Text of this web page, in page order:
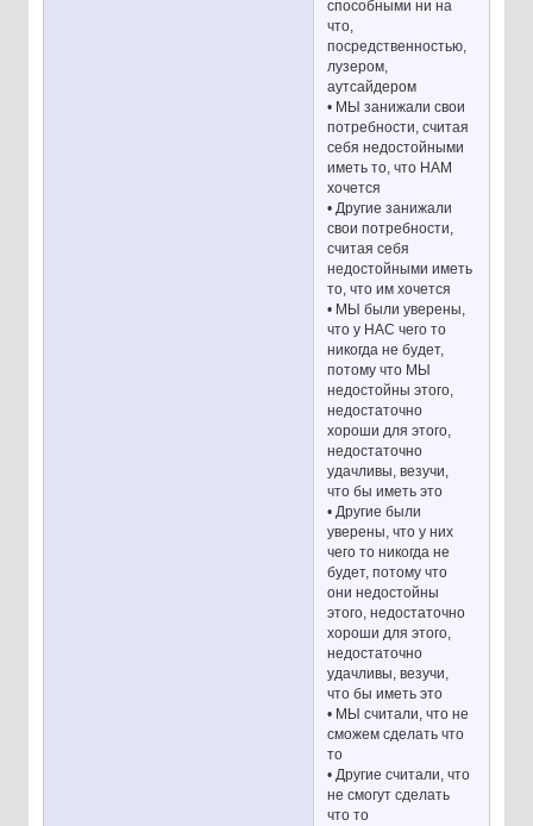
способными ни на
что,
посредственностью,
лузером,
аутсайдером
• МЫ занижали свои
потребности, считая
себя недостойными
иметь то, что НАМ
хочется
• Другие занижали
свои потребности,
считая себя
недостойными иметь
то, что им хочется
• МЫ были уверены,
что у НАС чего то
никогда не будет,
потому что МЫ
недостойны этого,
недостаточно
хороши для этого,
недостаточно
удачливы, везучи,
что бы иметь это
• Другие были
уверены, что у них
чего то никогда не
будет, потому что
они недостойны
этого, недостаточно
хороши для этого,
недостаточно
удачливы, везучи,
что бы иметь это
• МЫ считали, что не
сможем сделать что
то
• Другие считали, что
не смогут сделать
что то